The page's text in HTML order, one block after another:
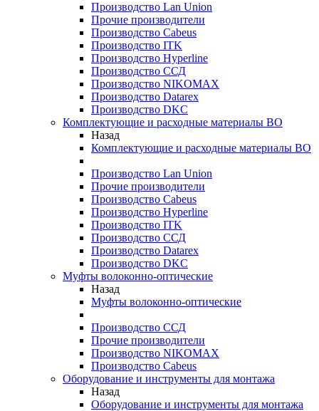
Производство Lan Union
Прочие производители
Производство Cabeus
Производство ITK
Производство Hyperline
Производство ССД
Производство NIKOMAX
Производство Datarex
Производство DKC
Комплектующие и расходные материалы ВО
Назад
Комплектующие и расходные материалы ВО
Производство Lan Union
Прочие производители
Производство Cabeus
Производство Hyperline
Производство ITK
Производство ССД
Производство Datarex
Производство DKC
Муфты волоконно-оптические
Назад
Муфты волоконно-оптические
Производство ССД
Прочие производители
Производство NIKOMAX
Производство Cabeus
Оборудование и инструменты для монтажа
Назад
Оборудование и инструменты для монтажа